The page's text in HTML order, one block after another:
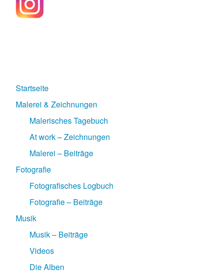
Startseite
Malerei & Zeichnungen
Malerisches Tagebuch
At work – Zeichnungen
Malerei – Beiträge
Fotografie
Fotografisches Logbuch
Fotografie – Beiträge
Musik
Musik – Beiträge
Videos
Die Alben